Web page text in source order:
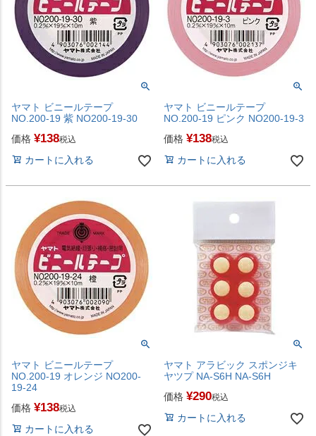
ヤマト ビニールテープ
NO.200-19 紫 NO200-19-30
価格 ¥138税込
カートに入れる
ヤマト ビニールテープ
NO.200-19 ピンク NO200-19-3
価格 ¥138税込
カートに入れる
ヤマト ビニールテープ
NO.200-19 オレンジ NO200-
19-24
価格 ¥138税込
カートに入れる
ヤマト アラビック スポンジキ
ヤツプ NA-S6H NA-S6H
価格 ¥290税込
カートに入れる